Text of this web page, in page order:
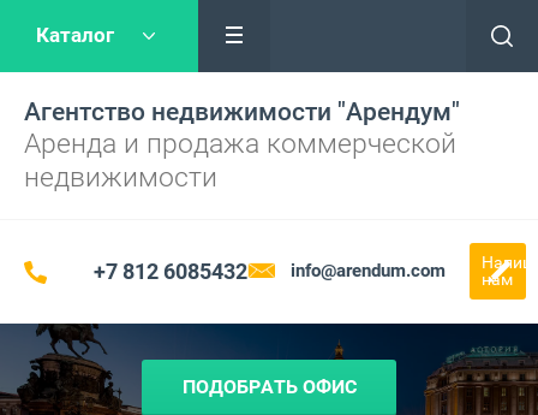
Каталог
Агентство недвижимости "Арендум"
Аренда и продажа коммерческой
недвижимости
+7 812 6085432 info@arendum.com
нам
ПОДОБРАТЬ ОФИС